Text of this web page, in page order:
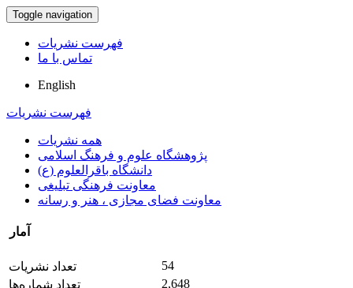
Toggle navigation
فهرست نشریات
تماس با ما
English
فهرست نشریات
همه نشریات
پژوهشگاه علوم و فرهنگ اسلامی
دانشگاه باقرالعلوم (ع)
معاونت فرهنگی تبلیغی
معاونت فضای مجازی ، هنر و رسانه
آمار
تعداد نشریات
54
تعداد شماره‌ها
2,648